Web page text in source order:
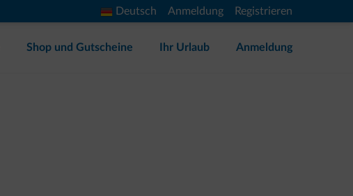
Deutsch Anmeldung Registrieren
Shop und Gutscheine Ihr Urlaub Anmeldung